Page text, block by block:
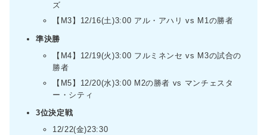
ズ
【M3】12/16(土)3:00 アル・アハリ vs M1の勝者
準決勝
【M4】12/19(火)3:00 フルミネンセ vs M3の試合の
勝者
【M5】12/20(水)3:00 M2の勝者 vs マンチェスタ
ー・シティ
3位決定戦
12/22(金)23:30